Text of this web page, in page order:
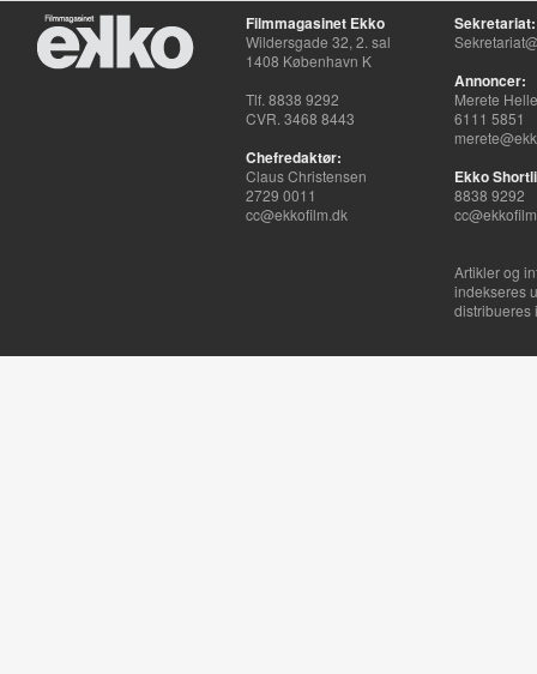
Filmmagasinet Ekko
Wildersgade 32, 2. sal
1408 København K
Tlf. 8838 9292
CVR. 3468 8443
Chefredaktør:
Claus Christensen
2729 0011
cc@ekkofilm.dk
Sekretariat:
Annoncer:
Merete
6111 5851
Ekko
8838 9292
Artikler og
indekseres
distribueres